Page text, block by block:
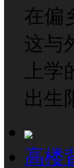
在偏
这与
上
出生
高楼